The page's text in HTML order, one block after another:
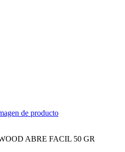
ABRE FACIL 50 GR